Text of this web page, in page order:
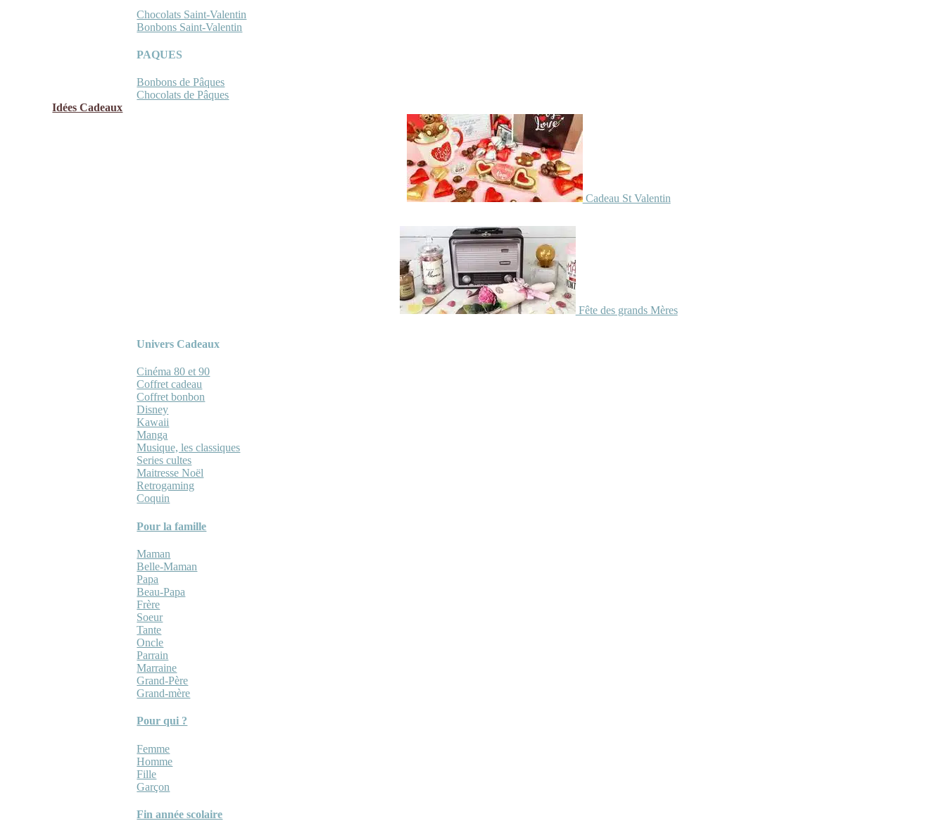
Chocolats Saint-Valentin
Bonbons Saint-Valentin
PAQUES
Bonbons de Pâques
Chocolats de Pâques
Idées Cadeaux
Cadeau St Valentin
Fête des grands Mères
Univers Cadeaux
Cinéma 80 et 90
Coffret cadeau
Coffret bonbon
Disney
Kawaii
Manga
Musique, les classiques
Series cultes
Maitresse Noël
Retrogaming
Coquin
Pour la famille
Maman
Belle-Maman
Papa
Beau-Papa
Frère
Soeur
Tante
Oncle
Parrain
Marraine
Grand-Père
Grand-mère
Pour qui ?
Femme
Homme
Fille
Garçon
Fin année scolaire